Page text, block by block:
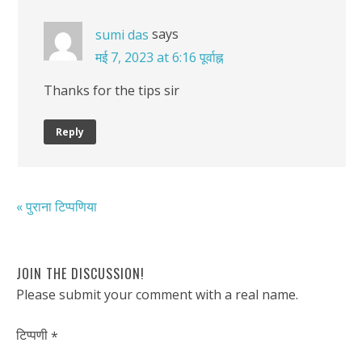
sumi das says
मई 7, 2023 at 6:16 पूर्वाह्न
Thanks for the tips sir
Reply
« पुराना टिप्पणिया
JOIN THE DISCUSSION!
Please submit your comment with a real name.
टिप्पणी*